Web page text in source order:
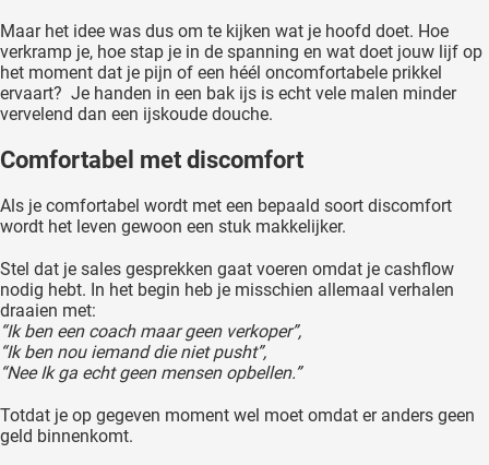
Maar het idee was dus om te kijken wat je hoofd doet. Hoe
verkramp je, hoe stap je in de spanning en wat doet jouw lijf op
het moment dat je pijn of een héél oncomfortabele prikkel
ervaart? Je handen in een bak ijs is echt vele malen minder
vervelend dan een ijskoude douche.
Comfortabel met discomfort
Als je comfortabel wordt met een bepaald soort discomfort
wordt het leven gewoon een stuk makkelijker.
Stel dat je sales gesprekken gaat voeren omdat je cashflow
nodig hebt. In het begin heb je misschien allemaal verhalen
draaien met:
“Ik ben een coach maar geen verkoper”,
“Ik ben nou iemand die niet pusht”,
“Nee Ik ga echt geen mensen opbellen.”
Totdat je op gegeven moment wel moet omdat er anders geen
geld binnenkomt.